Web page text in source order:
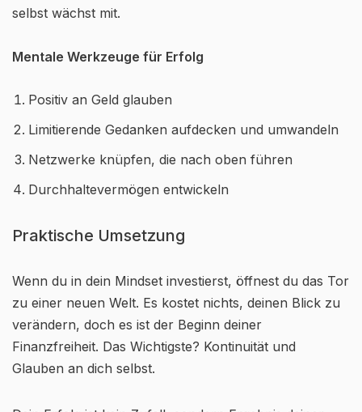
selbst wächst mit.
Mentale Werkzeuge für Erfolg
Positiv an Geld glauben
Limitierende Gedanken aufdecken und umwandeln
Netzwerke knüpfen, die nach oben führen
Durchhaltevermögen entwickeln
Praktische Umsetzung
Wenn du in dein Mindset investierst, öffnest du das Tor
zu einer neuen Welt. Es kostet nichts, deinen Blick zu
verändern, doch es ist der Beginn deiner
Finanzfreiheit. Das Wichtigste? Kontinuität und
Glauben an dich selbst.